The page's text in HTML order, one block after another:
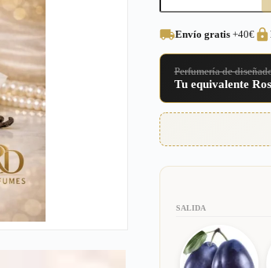
Decadence
Marc
Jacobs
para
Mujer
281
Envío gratis+40€
Perfumería de
Tu equivalente
SALIDA